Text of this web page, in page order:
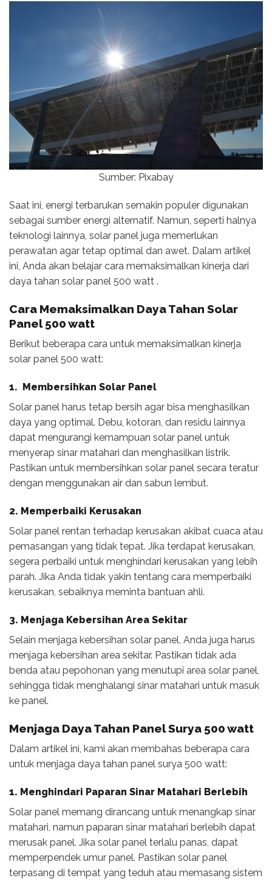
Sumber: Pixabay
Saat ini, energi terbarukan semakin populer digunakan
sebagai sumber energi alternatif. Namun, seperti halnya
teknologi lainnya, solar panel juga memerlukan
perawatan agar tetap optimal dan awet. Dalam artikel
ini, Anda akan belajar cara memaksimalkan kinerja dari
daya tahan solar panel 500 watt .
Cara Memaksimalkan Daya Tahan Solar
Panel 500 watt
Berikut beberapa cara untuk memaksimalkan kinerja
solar panel 500 watt:
1. Membersihkan Solar Panel
Solar panel harus tetap bersih agar bisa menghasilkan
daya yang optimal. Debu, kotoran, dan residu lainnya
dapat mengurangi kemampuan solar panel untuk
menyerap sinar matahari dan menghasilkan listrik.
Pastikan untuk membersihkan solar panel secara teratur
dengan menggunakan air dan sabun lembut.
2. Memperbaiki Kerusakan
Solar panel rentan terhadap kerusakan akibat cuaca atau
pemasangan yang tidak tepat. Jika terdapat kerusakan,
segera perbaiki untuk menghindari kerusakan yang lebih
parah. Jika Anda tidak yakin tentang cara memperbaiki
kerusakan, sebaiknya meminta bantuan ahli.
3. Menjaga Kebersihan Area Sekitar
Selain menjaga kebersihan solar panel, Anda juga harus
menjaga kebersihan area sekitar. Pastikan tidak ada
benda atau pepohonan yang menutupi area solar panel,
sehingga tidak menghalangi sinar matahari untuk masuk
ke panel.
Menjaga Daya Tahan Panel Surya 500 watt
Dalam artikel ini, kami akan membahas beberapa cara
untuk menjaga daya tahan panel surya 500 watt:
1. Menghindari Paparan Sinar Matahari Berlebih
Solar panel memang dirancang untuk menangkap sinar
matahari, namun paparan sinar matahari berlebih dapat
merusak panel. Jika solar panel terlalu panas, dapat
memperpendek umur panel. Pastikan solar panel
terpasang di tempat yang teduh atau memasang sistem